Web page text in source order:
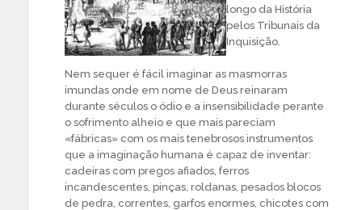
longo da História
pelos Tribunais da
Inquisição.
Nem sequer é fácil imaginar as masmorras
imundas onde em nome de Deus reinaram
durante séculos o ódio e a insensibilidade perante
o sofrimento alheio e que mais pareciam
«fábricas» com os mais tenebrosos instrumentos
que a imaginação humana é capaz de inventar:
cadeiras com pregos afiados, ferros
incandescentes, pinças, roldanas, pesados blocos
de pedra, correntes, garfos enormes, chicotes com